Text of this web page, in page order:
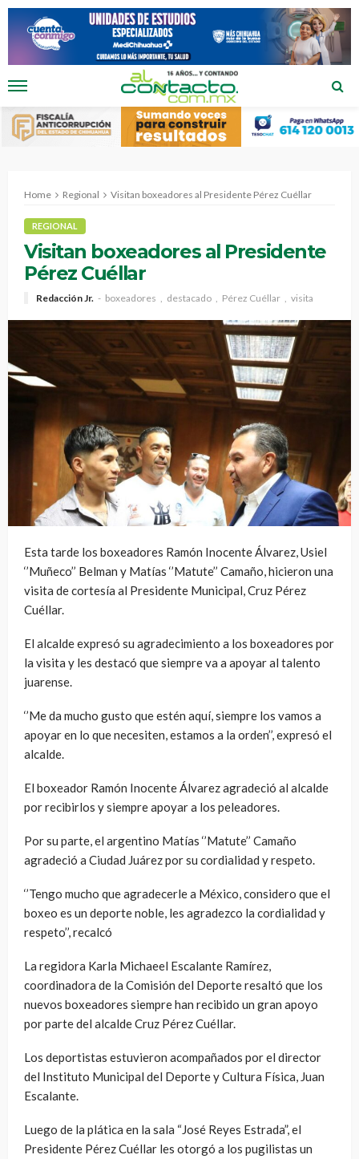
Home Regional Visitan boxeadores al Presidente Pérez Cuéllar
REGIONAL
Visitan boxeadores al Presidente
Pérez Cuéllar
Redacción Jr. boxeadores destacado Pérez Cuéllar visita
Esta tarde los boxeadores Ramón Inocente Álvarez, Usiel
‘’Muñeco’’ Belman y Matías ‘’Matute’’ Camaño, hicieron una
visita de cortesía al Presidente Municipal, Cruz Pérez
Cuéllar.
El alcalde expresó su agradecimiento a los boxeadores por
la visita y les destacó que siempre va a apoyar al talento
juarense.
‘’Me da mucho gusto que estén aquí, siempre los vamos a
apoyar en lo que necesiten, estamos a la orden’’, expresó el
alcalde.
El boxeador Ramón Inocente Álvarez agradeció al alcalde
por recibirlos y siempre apoyar a los peleadores.
Por su parte, el argentino Matías ‘’Matute’’ Camaño
agradeció a Ciudad Juárez por su cordialidad y respeto.
‘’Tengo mucho que agradecerle a México, considero que el
boxeo es un deporte noble, les agradezco la cordialidad y
respeto’’, recalcó
La regidora Karla Michaeel Escalante Ramírez,
coordinadora de la Comisión del Deporte resaltó que los
nuevos boxeadores siempre han recibido un gran apoyo
por parte del alcalde Cruz Pérez Cuéllar.
Los deportistas estuvieron acompañados por el director
del Instituto Municipal del Deporte y Cultura Física, Juan
Escalante.
Luego de la plática en la sala “José Reyes Estrada”, el
Presidente Pérez Cuéllar les otorgó a los pugilistas un